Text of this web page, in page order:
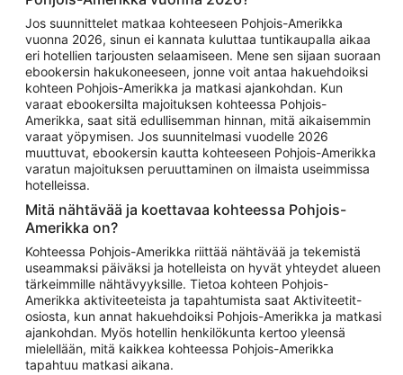
Jos suunnittelet matkaa kohteeseen Pohjois-Amerikka
vuonna 2026, sinun ei kannata kuluttaa tuntikaupalla aikaa
eri hotellien tarjousten selaamiseen. Mene sen sijaan suoraan
ebookersin hakukoneeseen, jonne voit antaa hakuehdoiksi
kohteen Pohjois-Amerikka ja matkasi ajankohdan. Kun
varaat ebookersilta majoituksen kohteessa Pohjois-
Amerikka, saat sitä edullisemman hinnan, mitä aikaisemmin
varaat yöpymisen. Jos suunnitelmasi vuodelle 2026
muuttuvat, ebookersin kautta kohteeseen Pohjois-Amerikka
varatun majoituksen peruuttaminen on ilmaista useimmissa
hotelleissa.
Mitä nähtävää ja koettavaa kohteessa Pohjois-
Amerikka on?
Kohteessa Pohjois-Amerikka riittää nähtävää ja tekemistä
useammaksi päiväksi ja hotelleista on hyvät yhteydet alueen
tärkeimmille nähtävyyksille. Tietoa kohteen Pohjois-
Amerikka aktiviteeteista ja tapahtumista saat Aktiviteetit-
osiosta, kun annat hakuehdoiksi Pohjois-Amerikka ja matkasi
ajankohdan. Myös hotellin henkilökunta kertoo yleensä
mielellään, mitä kaikkea kohteessa Pohjois-Amerikka
tapahtuu matkasi aikana.